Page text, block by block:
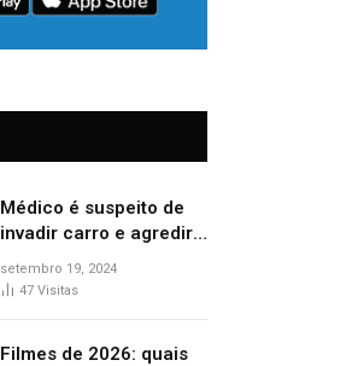
Médico é suspeito de
invadir carro e agredir
delegado aposentado
durante confusão no
setembro 19, 2024
47 Visitas
Filmes de 2026: quais